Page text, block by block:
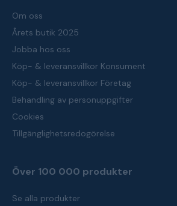
Om oss
Årets butik 2025
Jobba hos oss
Köp- & leveransvillkor Konsument
Köp- & leveransvillkor Företag
Behandling av personuppgifter
Cookies
Tillgänglighetsredogörelse
Över 100 000 produkter
Se alla produkter